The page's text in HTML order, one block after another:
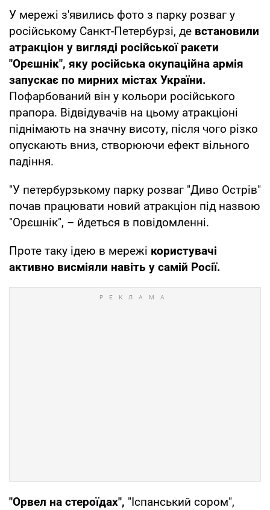
У мережі з'явились фото з парку розваг у
російському Санкт-Петербурзі, де встановили
атракціон у вигляді російської ракети
"Орєшнік", яку російська окупаційна армія
запускає по мирних містах України.
Пофарбований він у кольори російського
прапора. Відвідувачів на цьому атракціоні
піднімають на значну висоту, після чого різко
опускають вниз, створюючи ефект вільного
падіння.
"У петербурзькому парку розваг "Диво Острів"
почав працювати новий атракціон під назвою
"Орєшнік", – йдеться в повідомленні.
Проте таку ідею в мережі користувачі
активно висміяли навіть у самій Росії.
"Орвел на стероїдах", "Іспанський сором",